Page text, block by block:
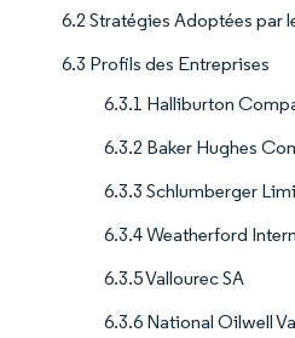
6.2 Stratégies Adoptées par
6.3 Profils des Entreprises
6.3.1 Halliburton
6.3.2 Baker Hughes
6.3.3 Schlumberger
6.3.4 Weatherford
6.3.5 Vallourec SA
6.3.6 National Oilwell